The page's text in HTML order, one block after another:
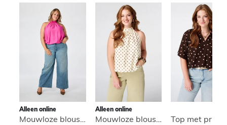
Alleen online
Mouwloze blouse met hoge hals
Alleen online
Mouwloze blouse met hoge hals